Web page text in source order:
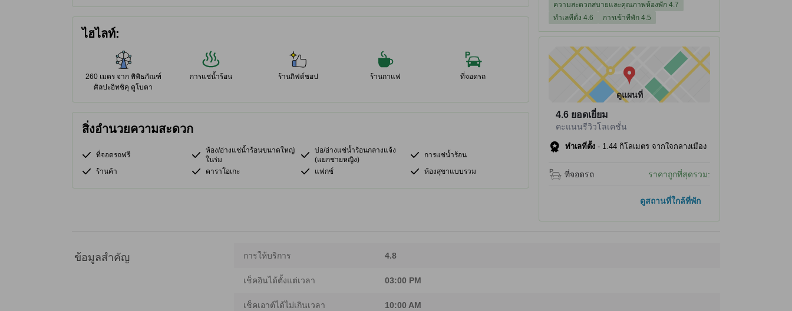
ไฮไลท์:
260 เมตร จาก พิพิธภัณฑ์
ศิลปะอิทชิคุ คูโบตา
การแช่น้ำร้อน ร้านกิฟต์ชอป ร้านกาแฟ ที่จอดรถ
สิ่งอำนวยความสะดวก
ที่จอดรถฟรี
ห้อง/อ่างแช่น้ำร้อนขนาดใหญ่
ในร่ม
บ่อ/อ่างแช่น้ำร้อนกลางแจ้ง
(แยกชายหญิง)
การแช่น้ำร้อน
ร้านค้า
คาราโอเกะ แฟกซ์ ห้องสุขาแบบรวม
ความสะดวกสบายและคุณภาพห้องพัก 4.7
ทำเลที่ตั้ง 4.6
การเข้าที่พัก 4.5
ดูแผนที่
4.6 ยอดเยี่ยม
คะแนนรีวิวโลเคชั่น
ทำเลที่ตั้ง - 1.44 กิโลเมตร จากใจกลางเมือง
ที่จอดรถ ราคาถูกที่สุดรวม:
ดูสถานที่ใกล้ที่พัก
ข้อมูลสำคัญ การให้บริการ 4.8
เช็คอินได้ตั้งแต่เวลา 03:00 PM
เช็คเอาต์ได้ไม่เกินเวลา 10:00 AM